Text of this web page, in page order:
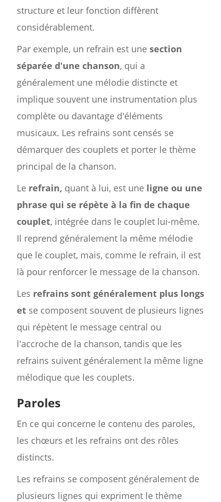
structure et leur fonction diffèrent
considérablement.
Par exemple, un refrain est une section
séparée d'une chanson, qui a
généralement une mélodie distincte et
implique souvent une instrumentation plus
complète ou davantage d'éléments
musicaux. Les refrains sont censés se
démarquer des couplets et porter le thème
principal de la chanson.
Le refrain, quant à lui, est une ligne ou une
phrase qui se répète à la fin de chaque
couplet, intégrée dans le couplet lui-même.
Il reprend généralement la même mélodie
que le couplet, mais, comme le refrain, il est
là pour renforcer le message de la chanson.
Les refrains sont généralement plus longs
etse composent souvent de plusieurs lignes
qui répètent le message central ou
l'accroche de la chanson, tandis que les
refrains suivent généralement la même ligne
mélodique que les couplets.
Paroles
En ce qui concerne le contenu des paroles,
les chœurs et les refrains ont des rôles
distincts.
Les refrains se composent généralement de
plusieurs lignes qui expriment le thème